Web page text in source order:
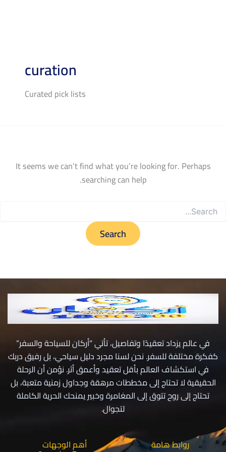
curation
Curated pick lists
It seems we can’t find what you’re looking for. Perhaps
searching can help.
في عالم يزداد تعقيدًا وتفاصيل، تأتي “أركان للسياحة والسفر”
كفكرة مختلفة للسفر. نحن لسنا مجرد دليل سياحي، بل رفيق دربك
في استكشاف العالم بأقل تعقيد وأعمق أثر. نؤمن أن الرحلة
الحقيقية لا تحتاج إلى مخططات مرهقة وجداول زمنية متعبة، بل
تحتاج إلى روح تتوق إلى المغامرة وخبير يمنحك الحرية الكاملة
لتجوال.
روابط هامة أهم الوجهات